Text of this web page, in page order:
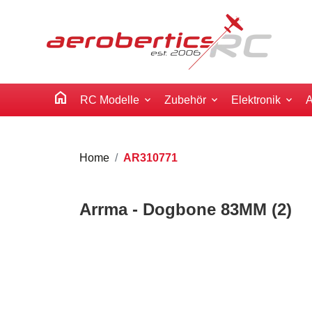
home RC Modelle Zubehör Elektronik
Home AR310771
Arrma - Dogbone 83MM (2)